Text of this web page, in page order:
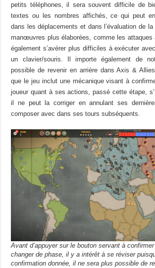
petits téléphones, il sera souvent difficile de
textes ou les nombres affichés, ce qui peut
dans les déplacements et dans l’évaluation de
manœuvres plus élaborées, comme les attaques
également s’avérer plus difficiles à exécuter
un clavier/souris. Il importe également de
possible de revenir en arrière dans Axis &
que le jeu inclut une mécanique visant à
joueur quant à ses actions, passé cette étape,
il ne peut la corriger en annulant ses
composer avec dans ses tours subséquents.
Avant d’appuyer sur le bouton servant à
changer de phase, il y a intérêt à se réviser
confirmation donnée, il ne sera plus possible de